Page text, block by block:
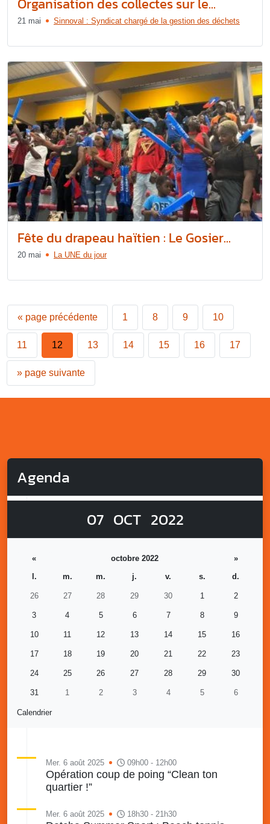
21 mai Sinnoval : Syndicat chargé de la gestion des déchets
Fête du drapeau haïtien : Le Gosier...
20 mai La UNE du jour
« page précédente 1 8 9 10
11 12 13 14 15 16 17
» page suivante
Agenda
07 OCT 2022
Calendrier
« octobre 2022
»
l.
m. m. j. v. s. d.
26 27 28 29 30 1 2
3 4 5 6 7 8 9
10 11 12 13 14 15 16
17 18 19 20 21 22 23
24 25 26 27 28 29 30
31 1 2 3 4 5 6
Mer. 6 août 2025 09h00 - 12h00
Opération coup de poing “Clean ton
quartier !”
Mer. 6 août 2025 18h30 - 21h30